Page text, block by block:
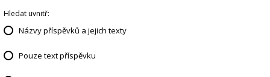
Hledat uvnitř:
Názvy příspěvků a jejich texty
Pouze text příspěvku